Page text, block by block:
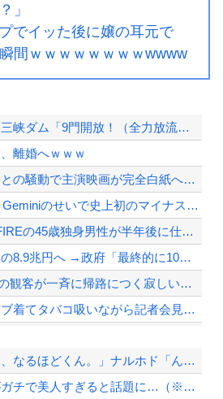
」
でイッた後に嬢の耳元で
間ｗｗｗｗｗｗｗｗwwww
中国「大洪水！」三峡ダム「9門開放！（全力放流」中国都市「三峡沿線の道路水没」中...
離婚へｗｗｗ
佐藤二朗、橋本愛との騒動で主演映画が完全白紙へｗｗｗｗｗ
【悲報】Google、Geminiのせいで史上初のマイナスキャッシュフローに陥る
資産1億円突破でFIREの45歳独身男性が半年後に仕事復帰を決意した「1通の通知...
防衛費、過去最大の8.9兆円へ →政府「最終的に10兆円規模になる可能性」
【阪神】京セラDの観客が一斉に帰路につく寂しい光景 ８回代打立石正広が満塁で見逃...
【悲報】バスローブ着てタバコ吸いながら記者会見する奴ｗｗｗ
ｗｗｗｗｗｗｗｗｗｗｗｗ
だらけ
PTA会長「PTA参加拒否した親へ最終警告。こうなってもいい？」
マヨイ「あのさあ、なるほどくん。」ナルホド「ん？どうしたの。」
安川電機の人事がガチで美人すぎると話題に…（※画像あり）